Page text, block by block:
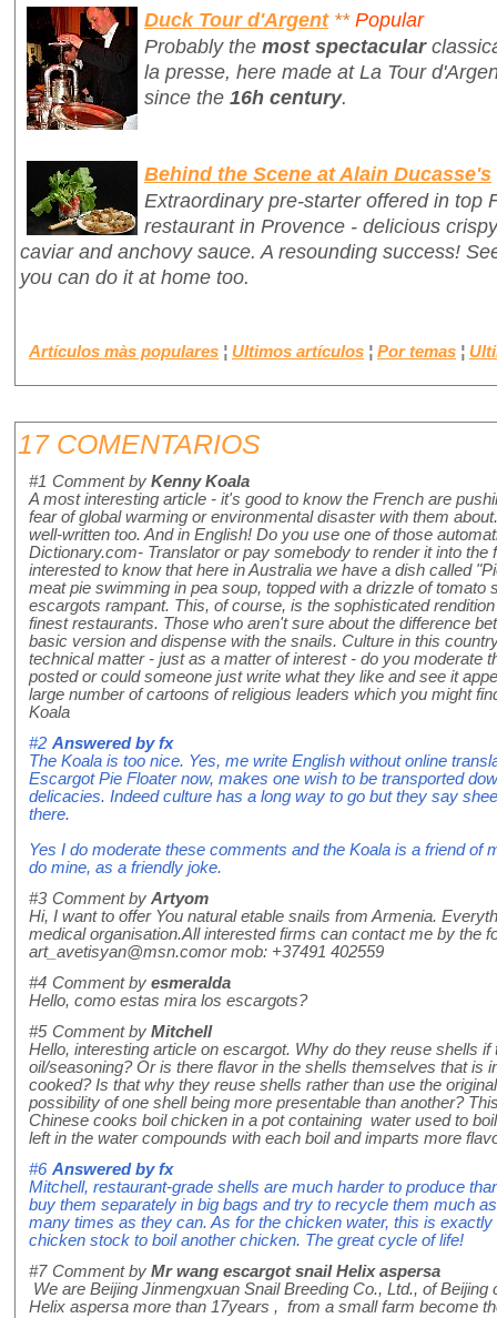
Duck Tour d'Argent ** Popular
Probably the most spectacular
la presse, here made at La Tour
since the 16h century.
Behind the Scene at Alain Ducasse's
Extraordinary pre-starter offered in top
restaurant in Provence - delicious
caviar and anchovy sauce. A resounding success!
you can do it at home too.
Artículos màs populares ¦ Ultimos artículos ¦ Por temas ¦
17 COMENTARIOS
#1 Comment by Kenny Koala
A most interesting article - it's good to know the French are
fear of global warming or environmental disaster with them
well-written too. And in English! Do you use one of those
Dictionary.com- Translator or pay somebody to render it into the
interested to know that here in Australia we have a dish called
meat pie swimming in pea soup, topped with a drizzle of tomato
escargots rampant. This, of course, is the sophisticated
finest restaurants. Those who aren't sure about the difference
basic version and dispense with the snails. Culture in this
technical matter - just as a matter of interest - do you moderate
posted or could someone just write what they like and see it
large number of cartoons of religious leaders which you might
Koala
#2 Answered byfx
The Koala is too nice. Yes, me write English without online
Escargot Pie Floater now, makes one wish to be transported
delicacies. Indeed culture has a long way to go but they say
there.
Yes I do moderate these comments and the Koala is a friend of
do mine, as a friendly joke.
#3 Comment by Artyom
Hi, I want to offer You natural etable snails from Armenia.
medical organisation.All interested firms can contact me by the
art_avetisyan@msn.comor mob: +37491 402559
#4 Comment by esmeralda
Hello, como estas mira los escargots?
#5 Comment by Mitchell
Hello, interesting article on escargot. Why do they reuse shells if
oil/seasoning? Or is there flavor in the shells themselves that is
cooked? Is that why they reuse shells rather than use the
possibility of one shell being more presentable than another?
Chinese cooks boil chicken in a pot containing water used to
left in the water compounds with each boil and imparts more
#6 Answered byfx
Mitchell, restaurant-grade shells are much harder to produce
buy them separately in big bags and try to recycle them much
many times as they can. As for the chicken water, this is
chicken stock to boil another chicken. The great cycle of life!
#7 Comment by Mr wang escargot snail Helix aspersa
We are Beijing Jinmengxuan Snail Breeding Co., Ltd., of
Helix aspersa more than 17years , from a small farm become